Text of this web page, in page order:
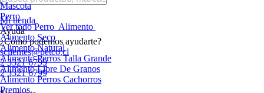
Mi tienda
Ayuda
¿Cómo podemos ayudarte?
sclientes@petco.cl
2 3321 6799
2 3321 6799
Mascota
Perro
Ver todo Perro Alimento
Alimento Seco
Alimento Natural
Alimento Perros Talla Grande
Alimento Libre De Granos
Alimento Perros Cachorros
Premios